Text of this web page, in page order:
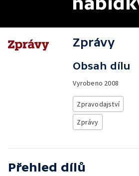
Zprávy
Obsah dílu
Vyrobeno 2008
Zpravodajství
Zprávy
Přehled dílů